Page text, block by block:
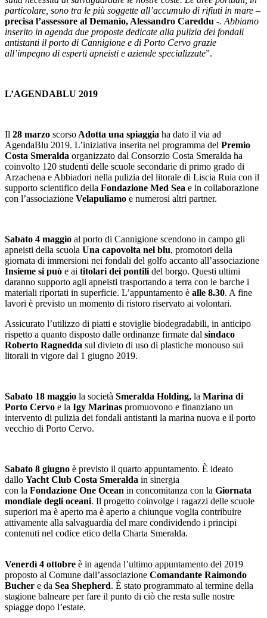
particolare, sono tra le più soggette all’accumulo di rifiuti in mare –
precisa l’assessore al Demanio, Alessandro Careddu -. Abbiamo
inserito in agenda due proposte dedicate alla pulizia dei fondali
antistanti il porto di Cannigione e di Porto Cervo grazie
all’impegno di esperti apneisti e aziende specializzate”.
L’AGENDABLU 2019
Il 28 marzo scorso Adotta una spiaggia ha dato il via ad
AgendaBlu 2019. L’iniziativa inserita nel programma del Premio
Costa Smeralda organizzato dal Consorzio Costa Smeralda ha
coinvolto 120 studenti delle scuole secondarie di primo grado di
Arzachena e Abbiadori nella pulizia del litorale di Liscia Ruia con il
supporto scientifico della Fondazione Med Sea e in collaborazione
con l’associazione Velapuliamo e numerosi altri partner.
Sabato 4 maggio al porto di Cannigione scendono in campo gli
apneisti della scuola Una capovolta nel blu, promotori della
giornata di immersioni nei fondali del golfo accanto all’associazione
Insieme si può e ai titolari dei pontili del borgo. Questi ultimi
daranno supporto agli apneisti trasportando a terra con le barche i
materiali riportati in superficie. L’appuntamento è alle 8.30. A fine
lavori è previsto un momento di ristoro riservato ai volontari.
Assicurato l’utilizzo di piatti e stoviglie biodegradabili, in anticipo
rispetto a quanto disposto dalle ordinanze firmate dal sindaco
Roberto Ragnedda sul divieto di uso di plastiche monouso sui
litorali in vigore dal 1 giugno 2019.
Sabato 18 maggio la società Smeralda Holding, la Marina di
Porto Cervo e la Igy Marinas promuovono e finanziano un
intervento di pulizia dei fondali antistanti la marina nuova e il porto
vecchio di Porto Cervo.
Sabato 8 giugno è previsto il quarto appuntamento. È ideato
dallo Yacht Club Costa Smeralda in sinergia
con la Fondazione One Ocean in concomitanza con la Giornata
mondiale degli oceani. Il progetto coinvolge i ragazzi delle scuole
superiori ma è aperto ma è aperto a chiunque voglia contribuire
attivamente alla salvaguardia del mare condividendo i principi
contenuti nel codice etico della Charta Smeralda.
Venerdì 4 ottobre è in agenda l’ultimo appuntamento del 2019
proposto al Comune dall’associazione Comandante Raimondo
Bucher e da Sea Shepherd. È stato programmato al termine della
stagione balneare per fare il punto di ciò che resta sulle nostre
spiagge dopo l’estate.